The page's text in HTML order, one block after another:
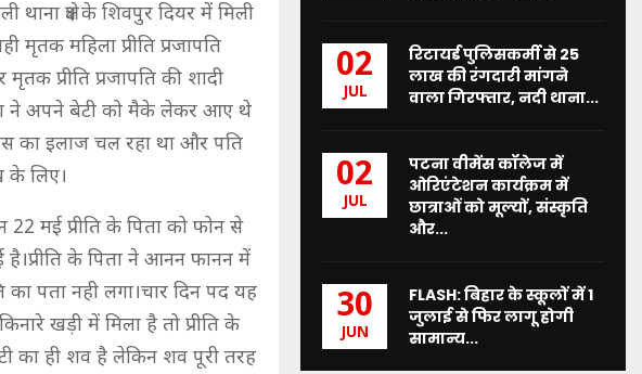
क्षेत्र के शिवपुर दियर में मिली
मृतक महिला प्रीति प्रजापति
मृतक प्रीति प्रजापति की शादी
ने अपने बेटी को मैके लेकर आए थे
का इलाज चल रहा था और पति
के लिए।
मई प्रीति के पिता को फोन से
है।प्रीति के पिता ने आनन फानन में
पता नही लगा।चार दिन पद यह
खड़ी में मिला है तो प्रीति के
का ही शव है लेकिन शव पूरी तरह
02
JUL
रिटायर्ड पुलिसकर्मी से 25
लाख की रंगदारी मांगने
वाला गिरफ्तार, नदी थाना...
02
JUL
पटना वीमेंस कॉलेज में
ओरिएंटेशन कार्यक्रम में
छात्राओं को मूल्यों, संस्कृति
और...
30
JUN
FLASH: बिहार के स्कूलों में 1
जुलाई से फिर लागू होगी
सामान्य...